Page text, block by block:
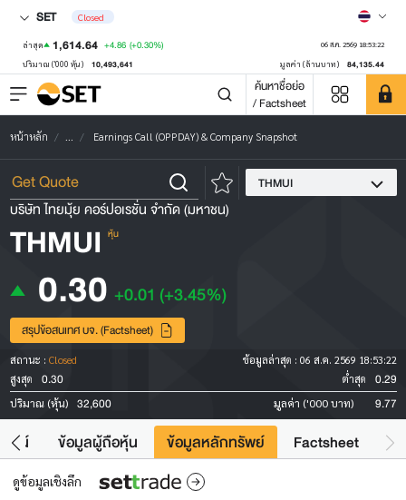
SET Closed
ล่าสุด 1,614.64 +4.86 (+0.30%) 06 ส.ค. 2569 18:53:22
ปริมาณ ('000 หุ้น) 10,493,641 มูลค่า (ล้านบาท) 84,135.44
ค้นหาชื่อย่อ
/ Factsheet
หน้าหลัก ... Earnings Call (OPPDAY) & Company Snapshot
THMUI
บริษัท ไทยมุ้ย คอร์ปอเรชั่น จำกัด (มหาชน)
THMUI หุ้น
0.30 +0.01 (+3.45%)
สรุปข้อสนเทศ บจ. (Factsheet)
สถานะ : Closed ข้อมูลล่าสุด : 06 ส.ค. 2569 18:53:22
สูงสุด
0.30 ต่ำสุด 0.29
ปริมาณ (หุ้น) 32,600 มูลค่า ('000 บาท) 9.77
ยชน์ ข้อมูลผู้ถือหุ้น ข้อมูลหลักทรัพย์ Factsheet
ดูข้อมูลเชิงลึก